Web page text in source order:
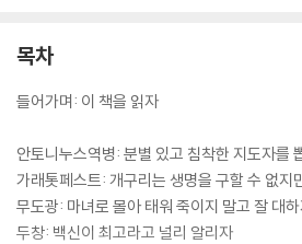
고 이 책은 무엇보다 과거로부터 배워야 한다
들을 던져주고 있는 흥미롭고 지혜로운 역사책
목차
들어가며: 이 책을 읽자
안토니누스역병: 분별 있고 침착한 지도자를
가래톳페스트: 개구리는 생명을 구할 수 없지
무도광: 마녀로 몰아 태워 죽이지 말고 잘 대
두창: 백신이 최고라고 널리 알리자